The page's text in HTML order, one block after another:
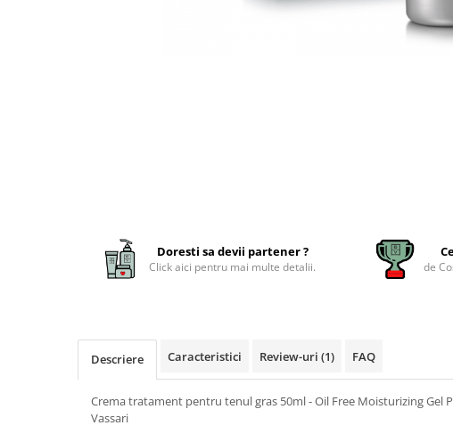
Doresti sa devii partener ?
Click aici pentru mai multe detalii. de
Descriere Caracteristici Review-uri (1) FAQ
Crema tratament pentru tenul gras 50ml - Oil Free Moisturizing Gel
Vassari